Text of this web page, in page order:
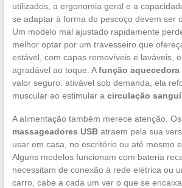
utilizados, a ergonomia geral e a
se adaptar à forma do pescoço devem ser
Um modelo mal ajustado rapidamente
melhor optar por um travesseiro que
estável, com capas removíveis e laváveis,
agradável ao toque. Afunção aquecedora
valor seguro: ativável sob demanda, ela
muscular ao estimular a circulação
A alimentação também merece atenção. Os
massageadores USBatraem pela sua
usar em casa, no escritório ou até mesmo
Alguns modelos funcionam com bateria
necessitam de conexão à rede elétrica ou
carro, cabe a cada um ver o que se